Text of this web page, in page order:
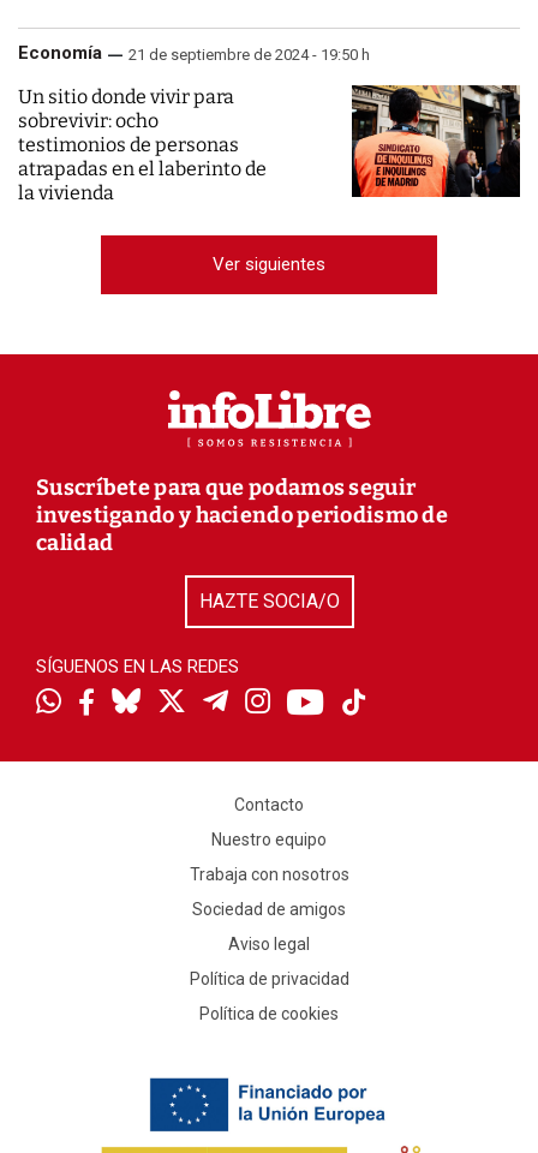
Economía 21 de septiembre de 2024 - 19:50 h
Un sitio donde vivir para
sobrevivir: ocho
testimonios de personas
atrapadas en el laberinto de
la vivienda
Ver siguientes
Suscríbete para que podamos seguir
investigando y haciendo periodismo de
calidad
HAZTE SOCIA/O
SÍGUENOS EN LAS REDES
Contacto
Nuestro equipo
Trabaja con nosotros
Sociedad de amigos
Aviso legal
Política de privacidad
Política de cookies